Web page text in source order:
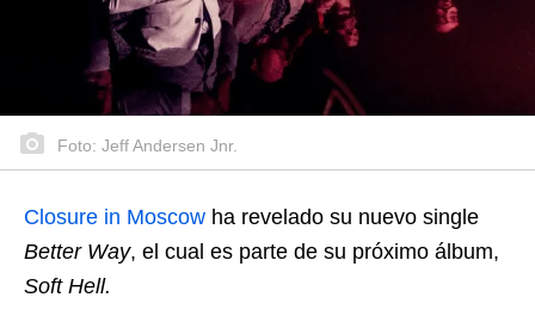
Foto: Jeff Andersen Jnr.
Closure in Moscow ha revelado su nuevo single
Better Way, el cual es parte de su próximo álbum,
Soft Hell.